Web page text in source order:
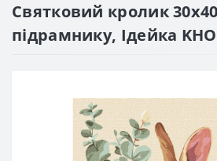
Святковий кролик
підрамнику, Ідейка